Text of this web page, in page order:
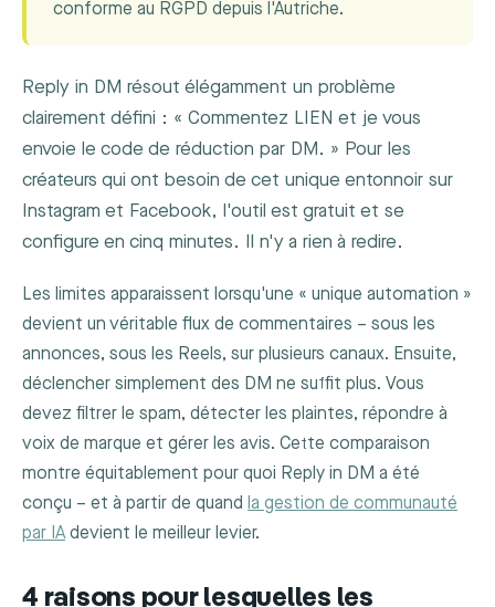
conforme au RGPD depuis l'Autriche.
Reply in DM résout élégamment un problème
clairement défini : « Commentez LIEN et je vous
envoie le code de réduction par DM. » Pour les
créateurs qui ont besoin de cet unique entonnoir sur
Instagram et Facebook, l'outil est gratuit et se
configure en cinq minutes. Il n'y a rien à redire.
Les limites apparaissent lorsqu'une « unique automation »
devient un véritable flux de commentaires – sous les
annonces, sous les Reels, sur plusieurs canaux. Ensuite,
déclencher simplement des DM ne suffit plus. Vous
devez filtrer le spam, détecter les plaintes, répondre à
voix de marque et gérer les avis. Cette comparaison
montre équitablement pour quoi Reply in DM a été
conçu – et à partir de quand la gestion de communauté
par IAdevient le meilleur levier.
4 raisons pour lesquelles les